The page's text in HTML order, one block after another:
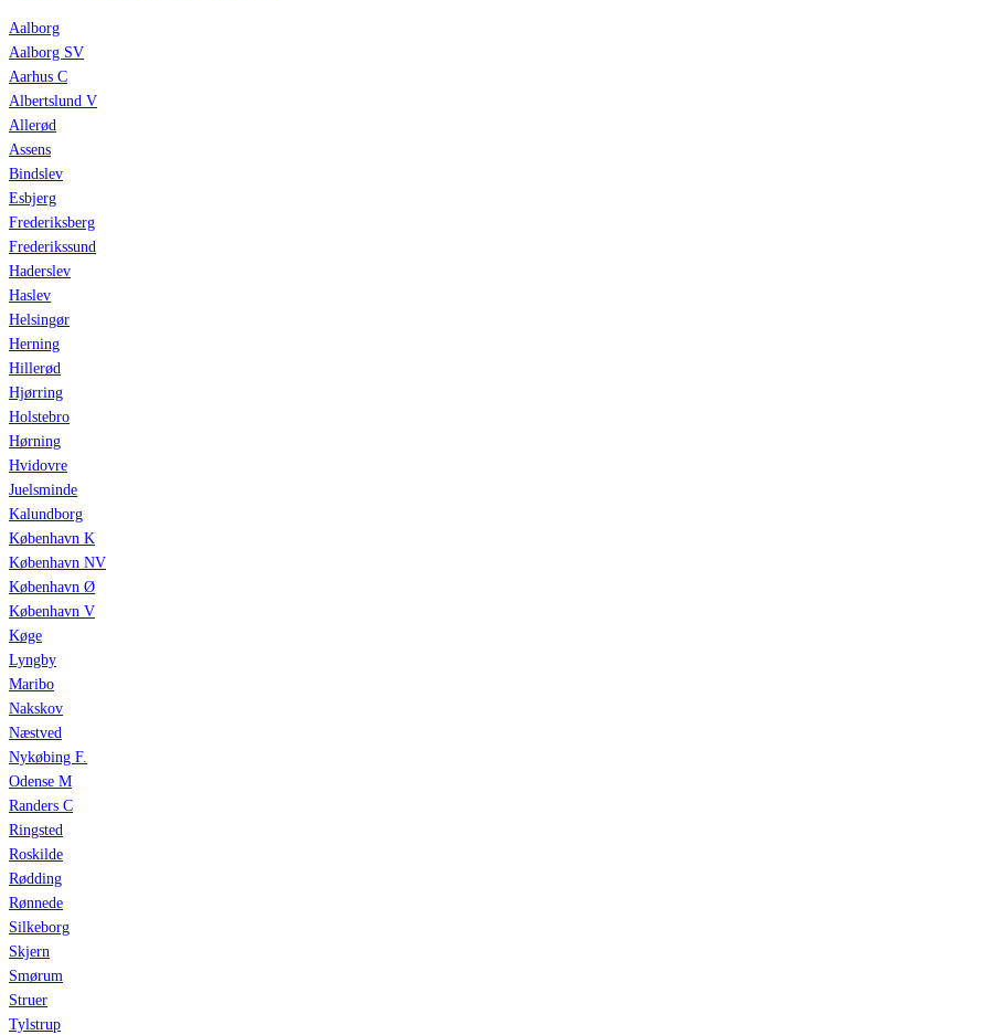
Aalborg
Aalborg SV
Aarhus C
Albertslund V
Allerød
Assens
Bindslev
Esbjerg
Frederiksberg
Frederikssund
Haderslev
Haslev
Helsingør
Herning
Hillerød
Hjørring
Holstebro
Hørning
Hvidovre
Juelsminde
Kalundborg
København K
København NV
København Ø
København V
Køge
Lyngby
Maribo
Nakskov
Næstved
Nykøbing F.
Odense M
Randers C
Ringsted
Roskilde
Rødding
Rønnede
Silkeborg
Skjern
Smørum
Struer
Tylstrup